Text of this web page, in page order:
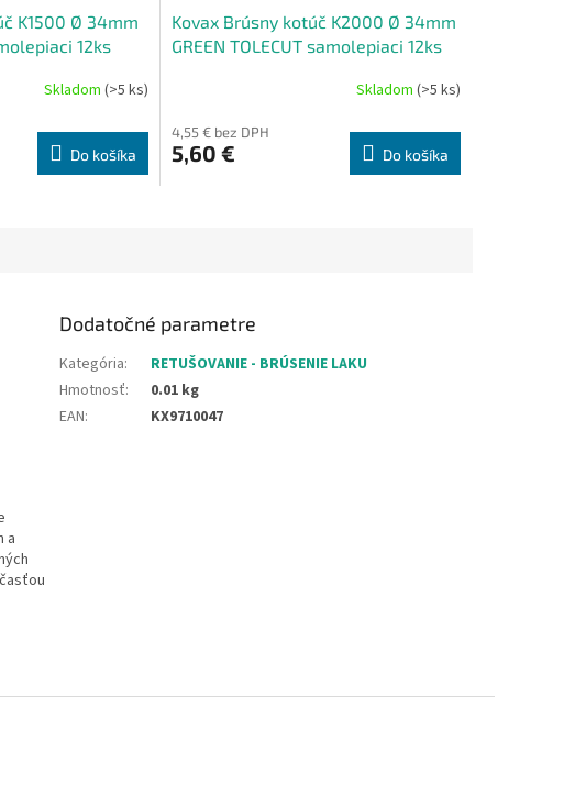
K1500 Ø 34mm
12ks
Skladom (>5 ks)
Do košíka
Kovax Brúsny kotúč K2000 Ø 34mm
GREEN TOLECUT samolepiaci 12ks
Skladom (>5 ks)
4,55 € bez DPH
5,60 € Do košíka
a
Dodatočné parametre
Kategória:
RETUŠOVANIE - BRÚSENIE LAKU
Hmotnosť:
0.01 kg
EAN: KX9710047